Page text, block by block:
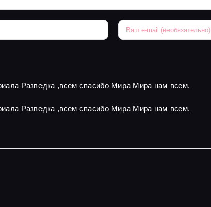
Разведка ,всем спасибо Мира Мира нам всем.
Разведка ,всем спасибо Мира Мира нам всем.